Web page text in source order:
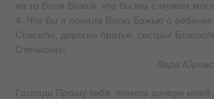
на то Воля Божья, что бы мы с мужем
4. Что бы я поняла Волю Божью о ребенке
Спасибо, дорогие братья, сестры!
Отеческих!
Вера
Господи Прошу тебя, помоги дочери моей